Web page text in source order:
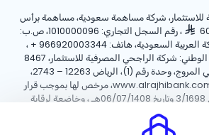
للاستثمار، شركة مساهمة سعودية، مساهمة برأس
، رقم السجل التجاري: 1010000096، ص.ب:
+ 966920003344 ،
8001244455 العنوان الوطني: شركة الراجحي المصرفية للاستثمار، 8467
طريق الملك فهد – حي المروج، وحدة رقم (1)، الرياض 12263 – 2743،
الموقع الإلكتروني: www.alrajhibank.com.sa، مرخص لها بموجب قرار
معالي وزير المالية رقم 3/1698 وتاريخ 06/07/1408هـ ، وخاضعة لرقابة
البنك المركزي السعودي.